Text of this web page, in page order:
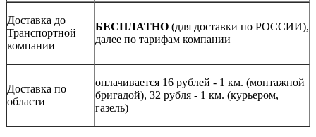
Доставка до
Транспортной
компании
БЕСПЛАТНО (для доставки по РОССИИ),
далее по тарифам компании
Доставка по
области
оплачивается 16 рублей - 1 км. (монтажной
бригадой), 32 рубля - 1 км. (курьером,
газель)